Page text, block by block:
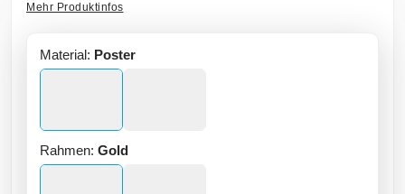
Mehr Produktinfos
Material: Poster
Rahmen: Gold